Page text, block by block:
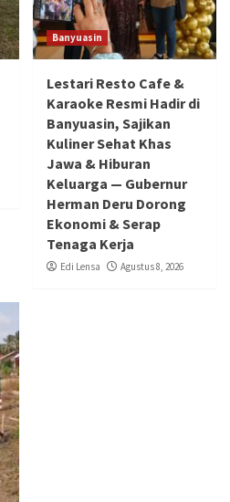
Banyuasin
Lestari Resto Cafe &
Karaoke Resmi Hadir di
Banyuasin, Sajikan
Kuliner Sehat Khas
Jawa & Hiburan
Keluarga — Gubernur
Herman Deru Dorong
Ekonomi & Serap
Tenaga Kerja
Edi Lensa Agustus 8, 2026